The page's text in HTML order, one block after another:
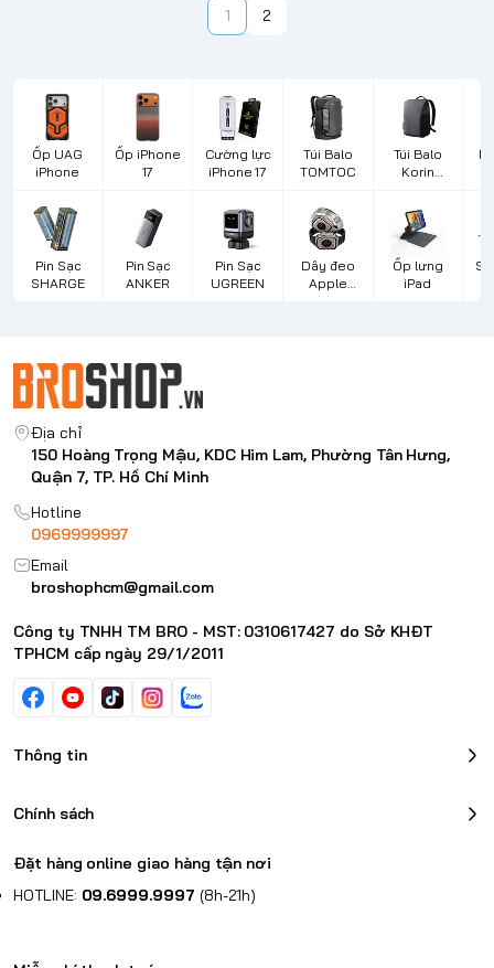
1 2
Ốp UAG
iPhone
Ốp iPhone
17
Cường lực
iPhone 17
Túi Balo
TOMTOC
Túi Balo
Korin
Pin Sạc
SHARGE
Pin Sạc
ANKER
Pin Sạc
UGREEN
Dây đeo
Apple
Ốp lưng
iPad
Địa chỉ
150 Hoàng Trọng Mậu, KDC Him Lam, Phường Tân Hưng,
Quận 7, TP. Hồ Chí Minh
Hotline
0969999997
Email
broshophcm@gmail.com
Công ty TNHH TM BRO - MST: 0310617427 do Sở KHĐT
TPHCM cấp ngày 29/1/2011
Thông tin
Chính sách
Đặt hàng online giao hàng tận nơi
HOTLINE: 09.6999.9997 (8h-21h)